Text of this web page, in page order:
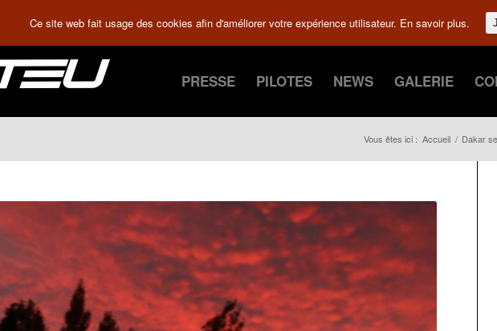
PRESSE PILOTES NEWS GALERIE
Vous êtes ici : Accueil / Dakar
Ce site web fait usage des cookies afin d'améliorer votre expérience utilisateur. En savoir plus.